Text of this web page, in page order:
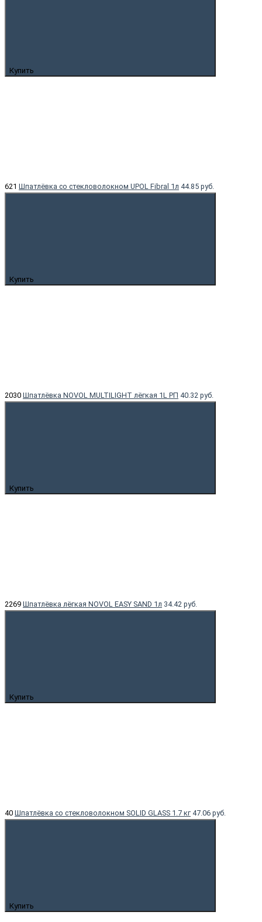
Купить
621 Шпатлёвка со стекловолокном UPOL Fibral 1л 44.85 руб.
Купить
2030 Шпатлёвка NOVOL MULTILIGHT лёгкая 1L РП 40.32 руб.
Купить
2269 Шпатлёвка лёгкая NOVOL EASY SAND 1л 34.42 руб.
Купить
40 Шпатлёвка со стекловолокном SOLID GLASS 1.7 кг 47.06 руб.
Купить